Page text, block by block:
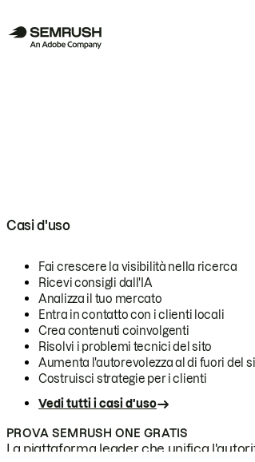
Casi d'uso
Fai crescere la visibilità nella ricerca
Ricevi consigli dall'IA
Analizza il tuo mercato
Entra in contatto con i clienti locali
Crea contenuti coinvolgenti
Risolvi i problemi tecnici del sito
Aumenta l'autorevolezza al di fuori del
Costruisci strategie per i clienti
Vedi tutti i casi d'uso
PROVA SEMRUSH ONE GRATIS
La piattaforma leader che unifica